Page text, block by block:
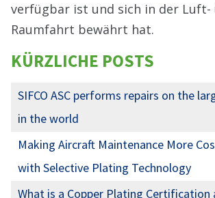
verfügbar ist und sich in der Luft-
Raumfahrt bewährt hat.
KÜRZLICHE POSTS
SIFCO ASC performs repairs on the
in the world
Making Aircraft Maintenance More
with Selective Plating Technology
What is a Copper Plating Certification